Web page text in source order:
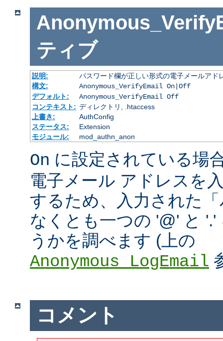
ティブ
説明:
パスワード欄が正しい形式の電子メールア
構文:
Anonymous_VerifyEmail On|Off
デフォルト:
Anonymous_VerifyEmail Off
コンテキスト: ディレクトリ, .htaccess
上書き:
AuthConfig
ステータス:
Extension
モジュール:
mod_authn_anon
On に設定されている場
電子メール アドレスを
するため、入力された
なくとも一つの '@' と
うかを調べます (上の
Anonymous_LogEmail
コメント